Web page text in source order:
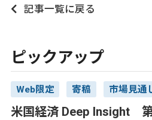
記事一覧に戻る
ピックアップ
Web限定 寄稿 市場見通
米国経済 Deep Insight